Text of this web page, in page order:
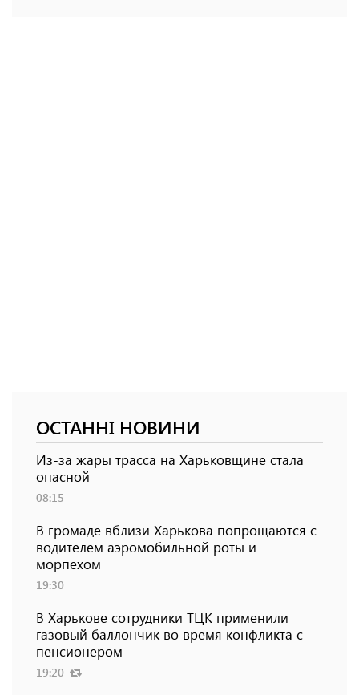
ОСТАННІ НОВИНИ
Из-за жары трасса на Харьковщине стала
опасной
08:15
В громаде вблизи Харькова попрощаются с
водителем аэромобильной роты и
морпехом
19:30
В Харькове сотрудники ТЦК применили
газовый баллончик во время конфликта с
пенсионером
19:20